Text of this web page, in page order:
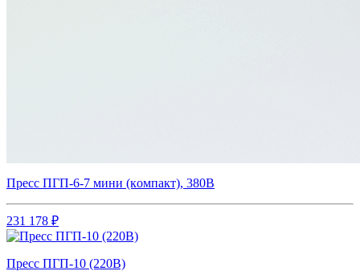
Пpecc ПГП-6-7 мини (кoмпакт), 380В
231 178 ₽
Пресс ПГП-10 (220В)